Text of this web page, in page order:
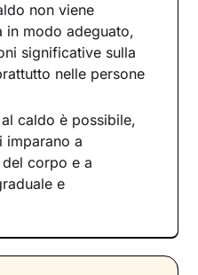
non viene
in modo adeguato,
significative sulla
nelle persone
al caldo è possibile,
imparano a
corpo e a
e